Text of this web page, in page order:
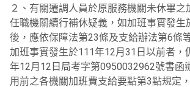
２、有關遷調人員於原服務機關未休畢
任職機關續行補休疑義，如加班事實發生
後，應依保障法第23條及支給辦法第6條
加班事實發生於111年12月31日以前者，
年12月12日局考字第0950032962號書函
用前之各機關加班費支給要點第3點規定